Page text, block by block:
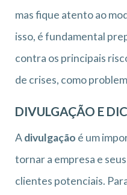
mas fique atento ao
isso, é fundamental
contra os principais
de crises, como
DIVULGAÇÃO E
Adivulgação é um
tornar a empresa e
clientes potenciais.